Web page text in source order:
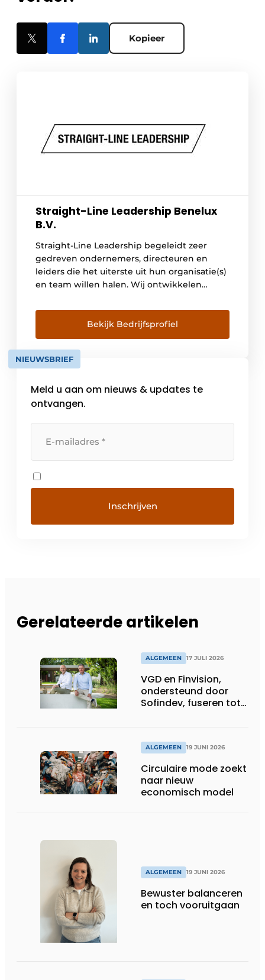
Kopieer
Straight-Line Leadership Benelux
B.V.
Straight-Line Leadership begeleidt zeer
gedreven ondernemers, directeuren en
leiders die het uiterste uit hun organisatie(s)
en team willen halen. Wij ontwikkelen
gedragsniveau. Niet via theorie of
inspiratiesessies, maar door feedback en
scherpe vragen die anderen niet stellen. Wij
verzorgen praktijkgerichte trainingen en
intensieve begeleiding die direct zichtbaar
Bekijk Bedrijfsprofiel
NIEUWSBRIEF
Meld u aan om nieuws & updates te
ontvangen.
Gerelateerde artikelen
ALGEMEEN 17 JULI 2026
VGD en Finvision,
ondersteund door
Sofindev, fuseren tot
en advieskantoor
ALGEMEEN 19 JUNI 2026
Circulaire mode zoekt
naar nieuw
economisch model
ALGEMEEN 19 JUNI 2026
Bewuster balanceren
en toch vooruitgaan